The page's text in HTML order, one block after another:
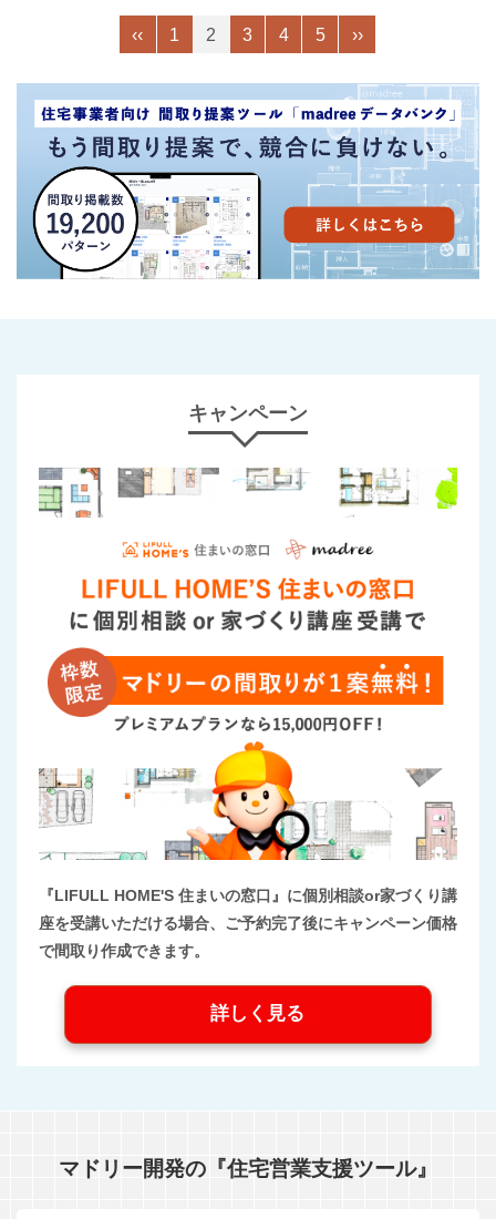
‹‹ 1 2 3 4 5 ››
キャンペーン
『LIFULL HOME'S 住まいの窓口』に個別相談or家づくり講
座を受講いただける場合、ご予約完了後にキャンペーン価格
で間取り作成できます。
詳しく見る
マドリー開発の『住宅営業支援ツール』